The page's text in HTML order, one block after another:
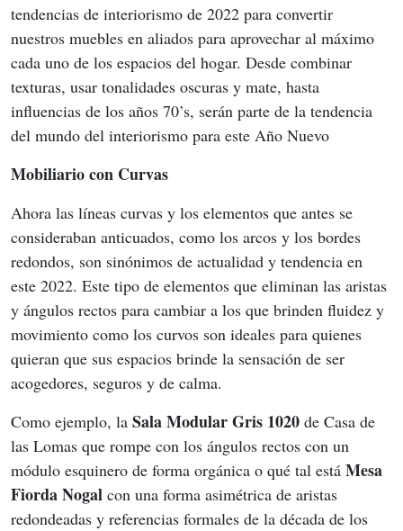
tendencias de interiorismo de 2022 para convertir
nuestros muebles en aliados para aprovechar al máximo
cada uno de los espacios del hogar. Desde combinar
texturas, usar tonalidades oscuras y mate, hasta
influencias de los años 70’s, serán parte de la tendencia
del mundo del interiorismo para este Año Nuevo
Mobiliario con Curvas
Ahora las líneas curvas y los elementos que antes se
consideraban anticuados, como los arcos y los bordes
redondos, son sinónimos de actualidad y tendencia en
este 2022. Este tipo de elementos que eliminan las aristas
y ángulos rectos para cambiar a los que brinden fluidez y
movimiento como los curvos son ideales para quienes
quieran que sus espacios brinde la sensación de ser
acogedores, seguros y de calma.
Como ejemplo, la Sala Modular Gris 1020 de Casa de
las Lomas que rompe con los ángulos rectos con un
módulo esquinero de forma orgánica o qué tal está Mesa
Fiorda Nogal con una forma asimétrica de aristas
redondeadas y referencias formales de la década de los